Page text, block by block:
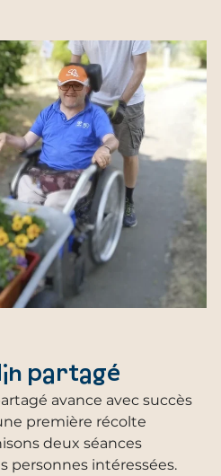
partagé
avance avec succès
première récolte
deux séances
personnes intéressées.